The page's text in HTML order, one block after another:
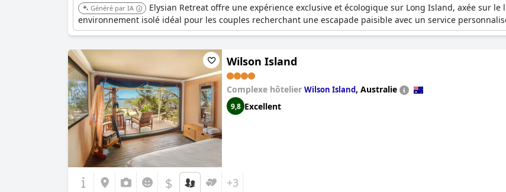
Généré par IA
Elysian Retreat offre une expérience exclusive et écologique sur Long Island, axée sur
environnement isolé idéal pour les couples recherchant une escapade paisible avec un service
Wilson Island
Complexe hôtelier Wilson Island, Australie
9,8 Excellent
$ +3